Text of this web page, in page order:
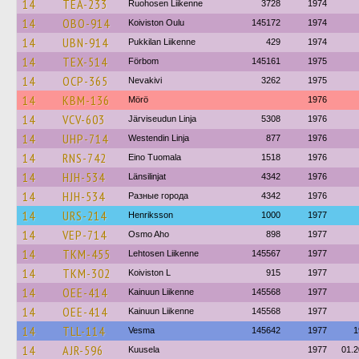
14 TEA-233 Ruohosen Liikenne 3728 1974
14 OBO-914 Koiviston Oulu 145172 1974
14 UBN-914 Pukkilan Liikenne 429 1974
14 TEX-514 Förbom 145161 1975
14 OCP-365 Nevakivi 3262 1975
14 KBM-136 Mörö 1976
14 VCV-603 Järviseudun Linja 5308 1976
14 UHP-714 Westendin Linja 877 1976
14 RNS-742 Eino Tuomala 1518 1976
14 HJH-534 Länsilinjat 4342 1976
14 HJH-534 Разные города 4342 1976
14 URS-214 Henriksson 1000 1977
14 VEP-714 Osmo Aho 898 1977
14 TKM-455 Lehtosen Liikenne 145567 1977
14 TKM-302 Koiviston L 915 1977
14 OEE-414 Kainuun Liikenne 145568 1977
14 OEE-414 Kainuun Liikenne 145568 1977
14 TLL-114 Vesma 145642 1977
14 AJR-596 Kuusela 1977